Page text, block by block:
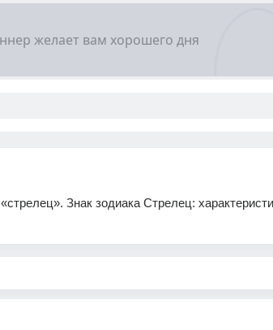
Знак зодиака Стрелец: